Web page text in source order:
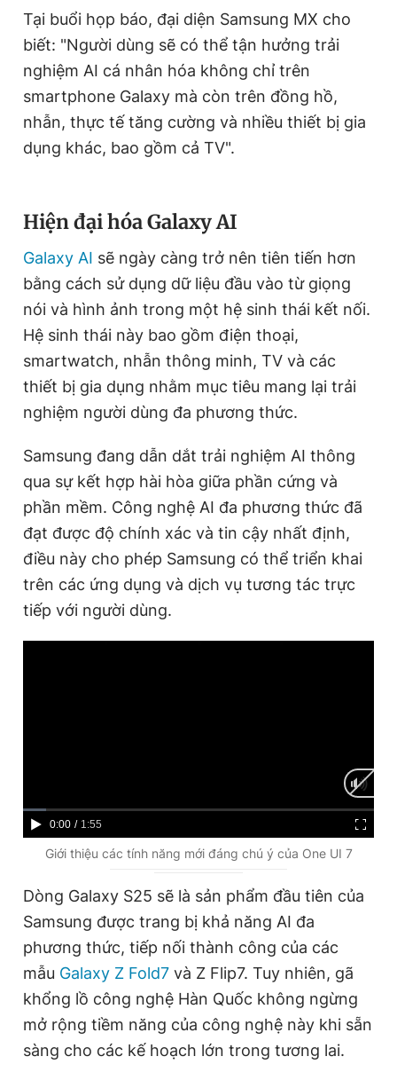
Giấy phép xuất bản số 110/GP - BTTTT cấp ngày 24.3.2020
© 2003-2026 Bản quyền thuộc về Báo Thanh Niên. Cấm sao
chép dưới mọi hình thức nếu không có sự chấp thuận bằng văn
bản. Phát triển bởi ePi Technologies, JSC.
Tại buổi họp báo, đại diện Samsung MX cho
biết: "Người dùng sẽ có thể tận hưởng trải
nghiệm AI cá nhân hóa không chỉ trên
smartphone Galaxy mà còn trên đồng hồ,
nhẫn, thực tế tăng cường và nhiều thiết bị gia
dụng khác, bao gồm cả TV".
Hiện đại hóa Galaxy AI
Galaxy AI sẽ ngày càng trở nên tiên tiến hơn
bằng cách sử dụng dữ liệu đầu vào từ giọng
nói và hình ảnh trong một hệ sinh thái kết nối.
Hệ sinh thái này bao gồm điện thoại,
smartwatch, nhẫn thông minh, TV và các
thiết bị gia dụng nhằm mục tiêu mang lại trải
nghiệm người dùng đa phương thức.
Samsung đang dẫn dắt trải nghiệm AI thông
qua sự kết hợp hài hòa giữa phần cứng và
phần mềm. Công nghệ AI đa phương thức đã
đạt được độ chính xác và tin cậy nhất định,
điều này cho phép Samsung có thể triển khai
trên các ứng dụng và dịch vụ tương tác trực
tiếp với người dùng.
C
u
r
e
0:00 / D
u
a
t
1:55
Giới thiệu các tính năng mới đáng chú ý của One UI 7
Dòng Galaxy S25 sẽ là sản phẩm đầu tiên của
Samsung được trang bị khả năng AI đa
phương thức, tiếp nối thành công của các
mẫu Galaxy Z Fold7 và Z Flip7. Tuy nhiên, gã
khổng lồ công nghệ Hàn Quốc không ngừng
mở rộng tiềm năng của công nghệ này khi sẵn
sàng cho các kế hoạch lớn trong tương lai.